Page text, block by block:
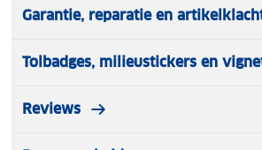
Garantie, reparatie en
Tolbadges, milieustickers en
Reviews